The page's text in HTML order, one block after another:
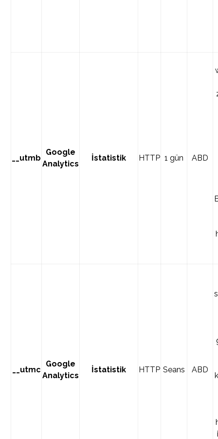
__utmb
Google
Analytics
İstatistik HTTP 1 gün ABD
__utmc
Google
Analytics
İstatistik HTTP Seans ABD